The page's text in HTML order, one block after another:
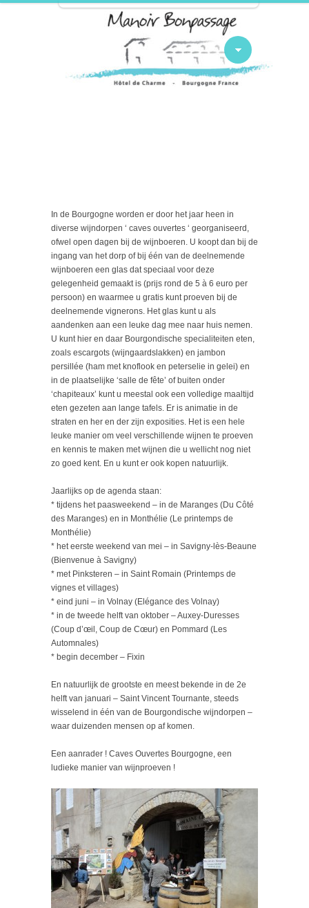
In de Bourgogne worden er door het jaar heen in
diverse wijndorpen ‘ caves ouvertes ‘ georganiseerd,
ofwel open dagen bij de wijnboeren. U koopt dan bij de
ingang van het dorp of bij één van de deelnemende
wijnboeren een glas dat speciaal voor deze
gelegenheid gemaakt is (prijs rond de 5 à 6 euro per
persoon) en waarmee u gratis kunt proeven bij de
deelnemende vignerons. Het glas kunt u als
aandenken aan een leuke dag mee naar huis nemen.
U kunt hier en daar Bourgondische specialiteiten eten,
zoals escargots (wijngaardslakken) en jambon
persillée (ham met knoflook en peterselie in gelei) en
in de plaatselijke ‘salle de fête’ of buiten onder
‘chapiteaux’ kunt u meestal ook een volledige maaltijd
eten gezeten aan lange tafels. Er is animatie in de
straten en her en der zijn exposities. Het is een hele
leuke manier om veel verschillende wijnen te proeven
en kennis te maken met wijnen die u wellicht nog niet
zo goed kent. En u kunt er ook kopen natuurlijk.
Jaarlijks op de agenda staan:
* tijdens het paasweekend – in de Maranges (Du Côté
des Maranges) en in Monthélie (Le printemps de
Monthélie)
* het eerste weekend van mei – in Savigny-lès-Beaune
(Bienvenue à Savigny)
* met Pinksteren – in Saint Romain (Printemps de
vignes et villages)
* eind juni – in Volnay (Elégance des Volnay)
* in de tweede helft van oktober – Auxey-Duresses
(Coup d’œil, Coup de Cœur) en Pommard (Les
Automnales)
* begin december – Fixin
En natuurlijk de grootste en meest bekende in de 2e
helft van januari – Saint Vincent Tournante, steeds
wisselend in één van de Bourgondische wijndorpen –
waar duizenden mensen op af komen.
Een aanrader ! Caves Ouvertes Bourgogne, een
ludieke manier van wijnproeven !